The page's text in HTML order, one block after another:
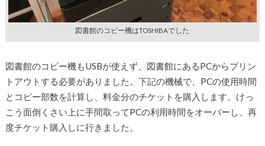
図書館のコピー機はTOSHIBAでした
図書館のコピー機もUSBが使えず、図書館にあるPCからプリン
トアウトする必要がありました。下記の機械で、PCの使用時間
とコピー部数を計算し、料金分のチケットを購入します。けっ
こう面倒くさい上に手間取ってPCの利用時間をオーバーし、再
度チケット購入しに行きました。